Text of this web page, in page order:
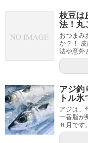
枝豆は
法！丸
おつまみ
か？！
法や意外
アジ釣
トル
アジは、
一番脂が
８月です